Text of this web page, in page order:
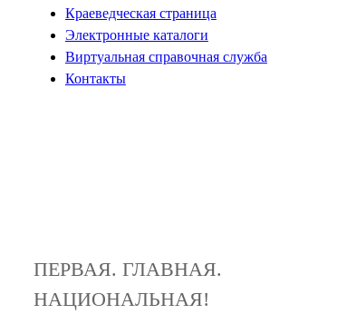
Краеведческая страница
Электронные каталоги
Виртуальная справочная служба
Контакты
ПЕРВАЯ. ГЛАВНАЯ.
НАЦИОНАЛЬНАЯ!